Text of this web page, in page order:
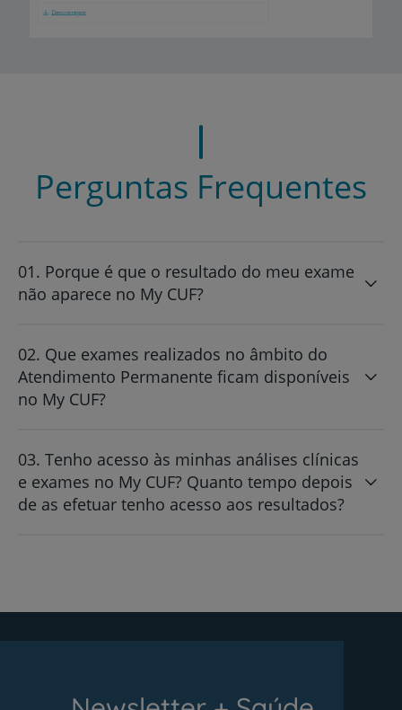
Perguntas Frequentes
01. Porque é que o resultado do meu exame
não aparece no My CUF?
02. Que exames realizados no âmbito do
Atendimento Permanente ficam disponíveis
no My CUF?
03. Tenho acesso às minhas análises clínicas
e exames no My CUF? Quanto tempo depois
de as efetuar tenho acesso aos resultados?